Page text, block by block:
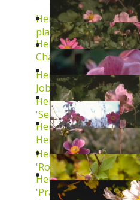
Herfstanemoon
plant
Herfstanemoon
Charlotte'Vaste plant
Herfstanemoon
Jobert'Vaste plant
Herfstanemoon
'September Charm'
Herfstanemoon
Heinrich'Vaste plant
Herfstanemoon
'Rosenschale'Vaste
Herfstanemoon
'Praecox'
Vaste plant